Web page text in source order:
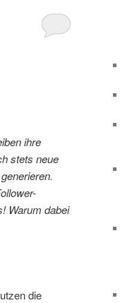
ihre
stets neue
Warum dabei
die